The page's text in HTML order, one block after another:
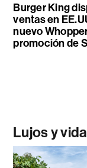
Burger King
ventas en
nuevo
promoción de
Lujos y